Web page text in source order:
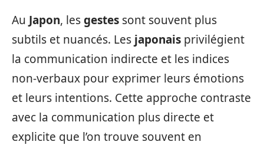
Au Japon, lesgestes sont souvent plus
subtils et nuancés. Les japonais privilégient
la communication indirecte et les indices
non-verbaux pour exprimer leurs émotions
et leurs intentions. Cette approche contraste
avec la communication plus directe et
explicite que l’on trouve souvent en